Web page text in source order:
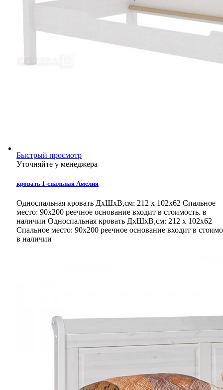
Быстрый просмотр
Уточняйте у менеджера
кровать 1-спальная Амелия
Односпальная кровать ДхШхВ,см: 212 x 102x62 Спальное
место: 90x200 реечное основание входит в стоимость. в
наличии Односпальная кровать ДхШхВ,см: 212 x 102x62
Спальное место: 90x200 реечное основание входит в
в наличии